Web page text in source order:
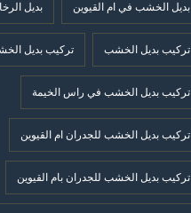
بديل الخشب في ام القيوين بديل
تركيب بديل الخشب تركيب بديل
تركيب بديل الخشب في راس الخيمة
تركيب بديل الخشب للجدران ام القيوين
تركيب بديل الخشب للجدران بام القيوين